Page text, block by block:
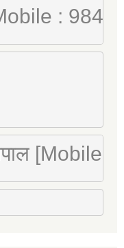
:
नेपाल [Mobile